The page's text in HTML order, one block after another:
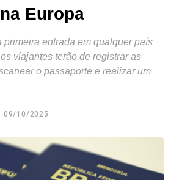
Europa
primeira entrada em qualquer país
viajantes terão de registrar as
o passaporte e realizar um
09/10/2025